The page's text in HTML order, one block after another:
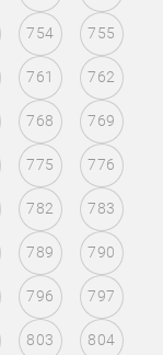
754 755
761 762
768 769
775 776
782 783
789 790
796 797
803 804